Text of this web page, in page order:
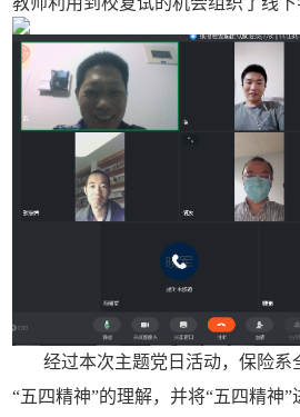
经过本次主题党日活动，保险系
“五四精神”的理解，并将“五四精神